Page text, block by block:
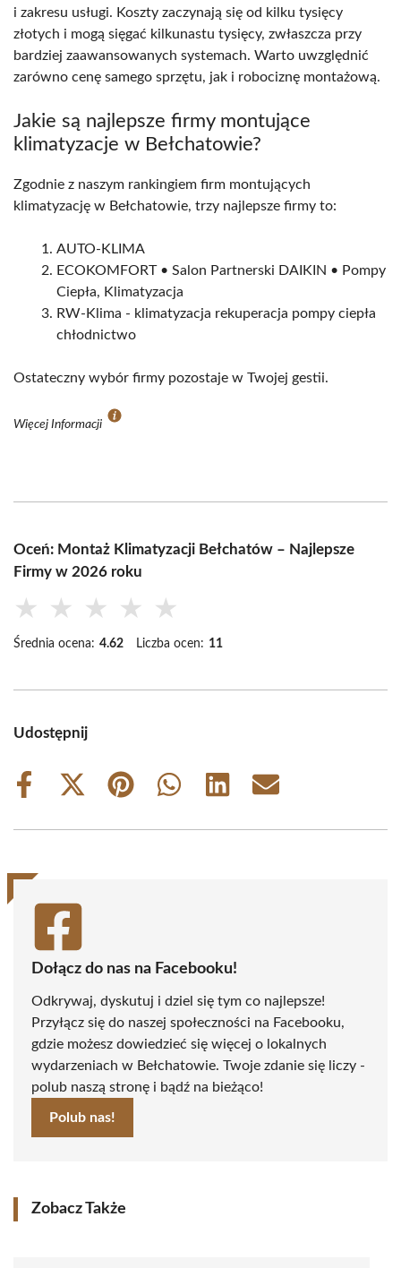
i zakresu usługi. Koszty zaczynają się od kilku tysięcy
złotych i mogą sięgać kilkunastu tysięcy, zwłaszcza przy
bardziej zaawansowanych systemach. Warto uwzględnić
zarówno cenę samego sprzętu, jak i robociznę montażową.
Jakie są najlepsze firmy montujące
klimatyzacje w Bełchatowie?
Zgodnie z naszym rankingiem firm montujących
klimatyzację w Bełchatowie, trzy najlepsze firmy to:
AUTO-KLIMA
ECOKOMFORT • Salon Partnerski DAIKIN • Pompy
Ciepła, Klimatyzacja
RW-Klima - klimatyzacja rekuperacja pompy ciepła
chłodnictwo
Ostateczny wybór firmy pozostaje w Twojej gestii.
Więcej Informacji
Oceń: Montaż Klimatyzacji Bełchatów – Najlepsze
Firmy w 2026 roku
★ ★ ★ ★ ★
Średnia ocena: 4.62 Liczba ocen: 11
Udostępnij
Share
Share
(Twitter)
Share
Share
Share
Share
Dołącz do nas na Facebooku!
Odkrywaj, dyskutuj i dziel się tym co najlepsze!
Przyłącz się do naszej społeczności na Facebooku,
gdzie możesz dowiedzieć się więcej o lokalnych
wydarzeniach w Bełchatowie. Twoje zdanie się liczy -
polub naszą stronę i bądź na bieżąco!
Polub nas!
Zobacz Także